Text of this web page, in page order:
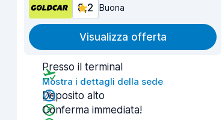
8,2 Buona
Visualizza offerta
Presso il terminal
Mostra i dettagli della sede
Deposito alto
Conferma immediata!